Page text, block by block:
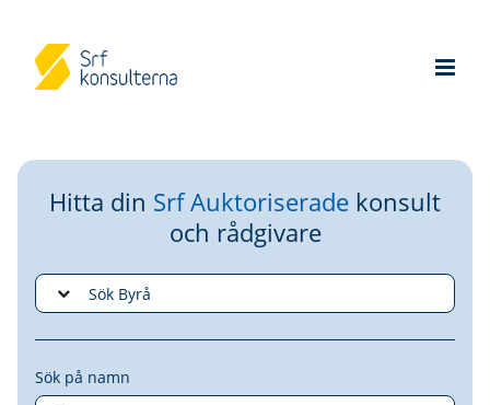
Hitta din Srf Auktoriserade konsult
och rådgivare
Sök på namn